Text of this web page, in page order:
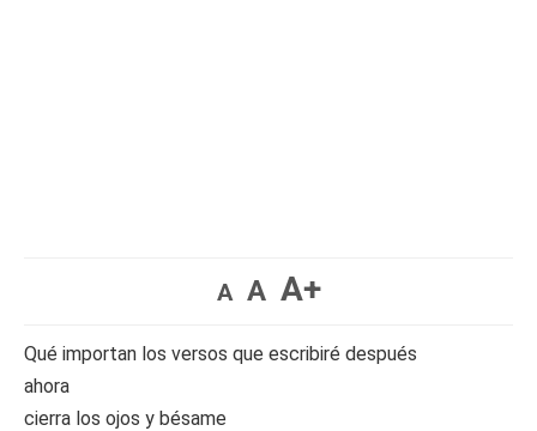
A A A+
Qué importan los versos que escribiré después
ahora
cierra los ojos y bésame